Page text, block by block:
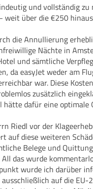
und vollständig zu
über die €250
die Annullierung
Nächte in
und sämtliche
da easyJet weder am
war. Diese
zusätzlich
dafür eine optimale
Riedl vor der
auf diese weiteren
Belege und
All das wurde
wurde ich darüber
auf die EU-